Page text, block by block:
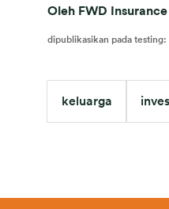
Oleh FWD Insurance
dipublikasikan pada testing:
keluarga